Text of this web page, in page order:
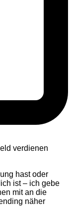
hast oder
ist – ich gebe
mit an die
näher